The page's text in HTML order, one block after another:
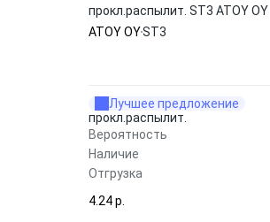
прокл.распылит. ST3 ATOY OY
ATOY OYST3
Лучшее предложение
прокл.распылит.
Вероятность
Наличие
Отгрузка
4.24 p.